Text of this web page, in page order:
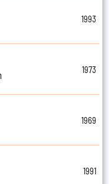
1993
1973
1969
1991